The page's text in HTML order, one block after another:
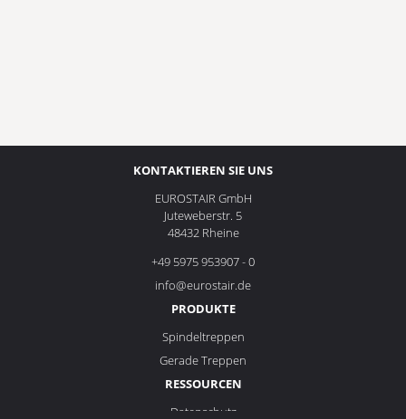
KONTAKTIEREN SIE UNS
EUROSTAIR GmbH
Juteweberstr. 5
48432 Rheine
+49 5975 953907 - 0
info@eurostair.de
PRODUKTE
Spindeltreppen
Gerade Treppen
RESSOURCEN
Datenschutz